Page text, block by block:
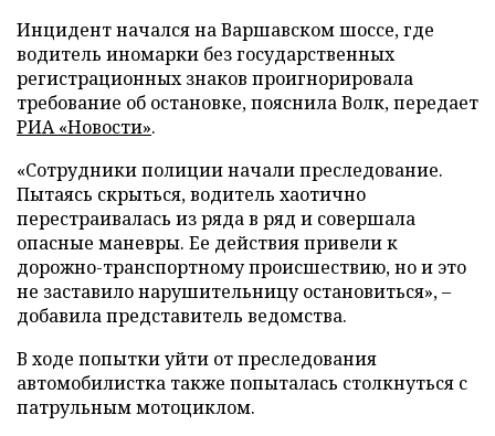
Инцидент начался на Варшавском шоссе, где
водитель иномарки без государственных
регистрационных знаков проигнорировала
требование об остановке, пояснила Волк, передает
РИА «Новости».
«Сотрудники полиции начали преследование.
Пытаясь скрыться, водитель хаотично
перестраивалась из ряда в ряд и совершала
опасные маневры. Ее действия привели к
дорожно-транспортному происшествию, но и это
не заставило нарушительницу остановиться», –
добавила представитель ведомства.
В ходе попытки уйти от преследования
автомобилистка также попыталась столкнуться с
патрульным мотоциклом.